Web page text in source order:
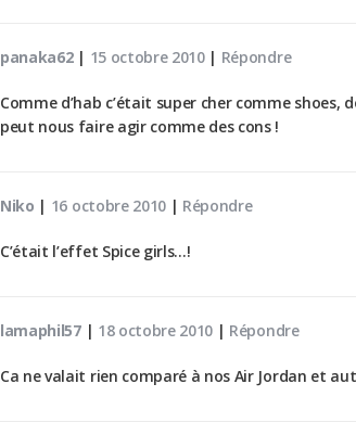
panaka62 | 15 octobre 2010| Répondre
Comme d’hab c’était super cher comme shoes,
peut nous faire agir comme des cons !
Niko | 16 octobre 2010 | Répondre
C’était l’effet Spice girls…!
lamaphil57 | 18 octobre 2010 | Répondre
Ca ne valait rien comparé à nos Air Jordan et